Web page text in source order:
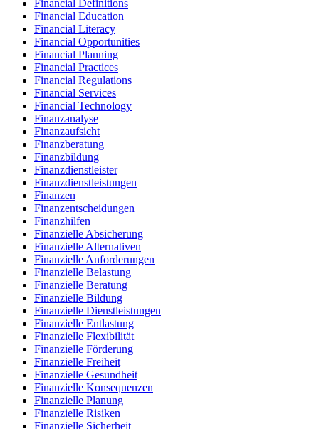
Financial Definitions
Financial Education
Financial Literacy
Financial Opportunities
Financial Planning
Financial Practices
Financial Regulations
Financial Services
Financial Technology
Finanzanalyse
Finanzaufsicht
Finanzberatung
Finanzbildung
Finanzdienstleister
Finanzdienstleistungen
Finanzen
Finanzentscheidungen
Finanzhilfen
Finanzielle Absicherung
Finanzielle Alternativen
Finanzielle Anforderungen
Finanzielle Belastung
Finanzielle Beratung
Finanzielle Bildung
Finanzielle Dienstleistungen
Finanzielle Entlastung
Finanzielle Flexibilität
Finanzielle Förderung
Finanzielle Freiheit
Finanzielle Gesundheit
Finanzielle Konsequenzen
Finanzielle Planung
Finanzielle Risiken
Finanzielle Sicherheit